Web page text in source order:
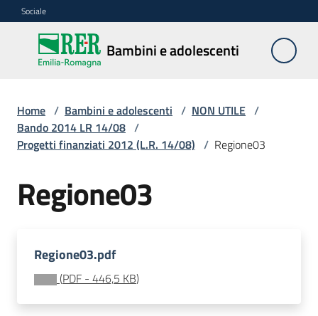
Vai al contenuto
Vai alla navigazione
Vai al footer
Sociale
Bambini e adolescenti
Bambini e
adolescenti
Accoglienza,
tutela
Centri
estivi
e
Home / Bambini e adolescenti / NON UTILE /
Bando 2014 LR 14/08 /
Progetti finanziati 2012 (L.R. 14/08) / Regione03
Regione03
Regione03.pdf
(PDF - 446,5 KB)